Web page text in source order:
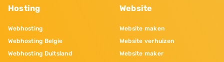
Hosting
Webhosting
Webhosting Belgie
Webhosting Duitsland
Website
Website maken
Website verhuizen
Website maker